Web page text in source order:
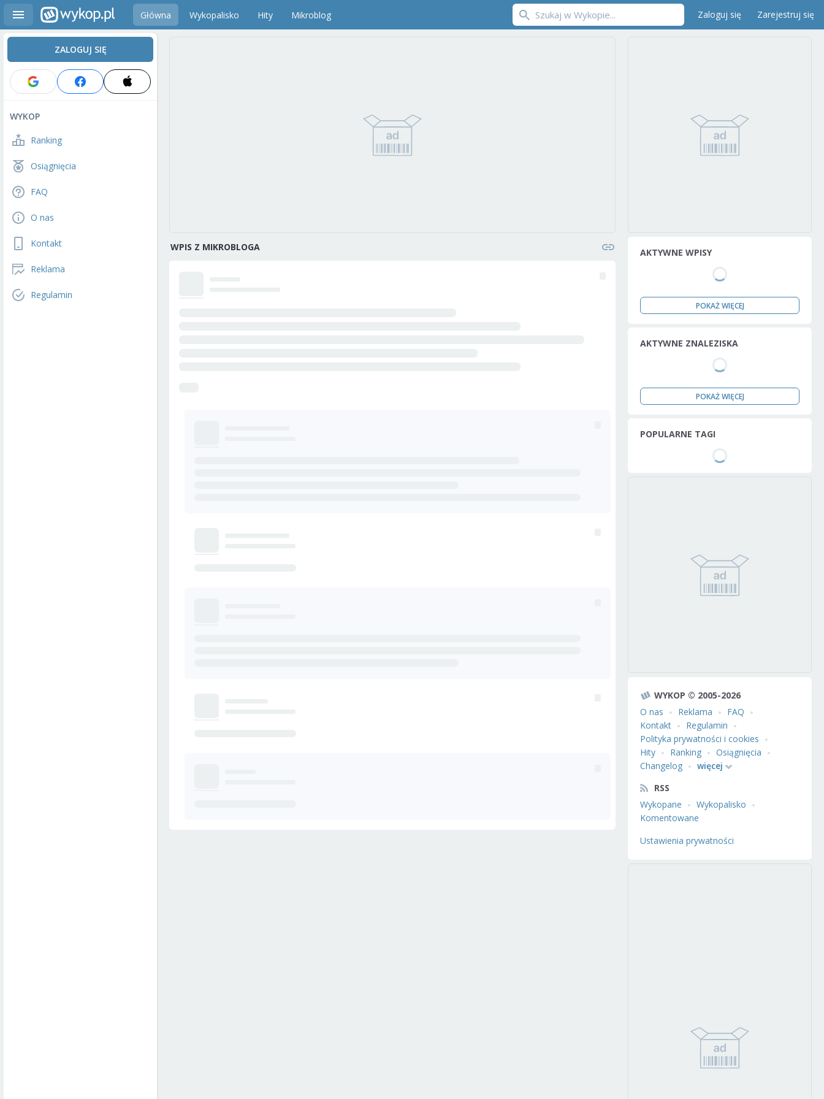
Główna Wykopalisko Hity Mikroblog Zaloguj się Zarejestruj się
ZALOGUJ SIĘ
WYKOP
Ranking
Osiągnięcia
FAQ
O nas
Kontakt
Reklama
Regulamin
WPIS Z MIKROBLOGA AKTYWNE WPISY
POKAŻ WIĘCEJ
AKTYWNE ZNALEZISKA
POKAŻ WIĘCEJ
POPULARNE TAGI
WYKOP © 2005-2026
O nas
Reklama
FAQ
Kontakt
Regulamin
Polityka prywatności i cookies
Hity
Ranking
Osiągnięcia
Changelog
więcej
RSS
Wykopane
Wykopalisko
Komentowane
Ustawienia prywatności